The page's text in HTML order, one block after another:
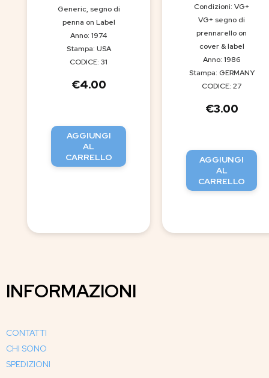
Generic, segno di
penna on Label
Anno: 1974
Stampa: USA
CODICE: 31
€4.00
AGGIUNGI
AL
CARRELLO
Condizioni: VG+
VG+ segno di
prennarello on
cover & label
Anno: 1986
Stampa: GERMANY
CODICE: 27
€3.00
AGGIUNGI
AL
CARRELLO
INFORMAZIONI
CONTATTI
CHI SONO
SPEDIZIONI